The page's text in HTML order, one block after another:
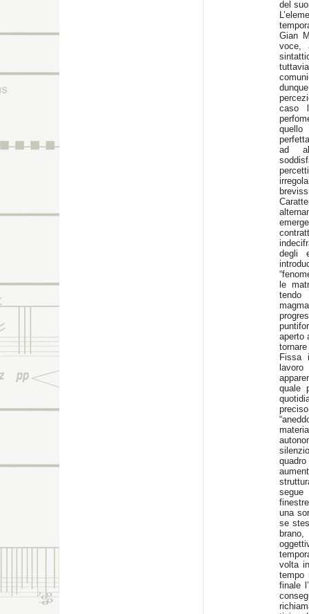
del
Gian
voce,
caso
ad
degli
le
tendo
aperto
Fissa
quale
segue
una
se
volta
tempo
finale